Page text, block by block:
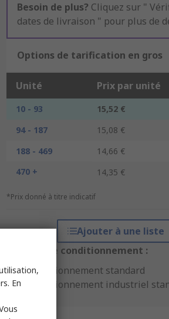
Besoin de plus? Cliquez sur "
dates de livraison " pour plus de
Options de tarification en gros
Unité Prix par unité
10 - 93
15,52 €
94 - 187
15,08 €
188 - 469
14,66 €
470 +
14,35 €
*Prix donné à titre indicatif
Ajouter à une liste
Options de conditionnement :
Conditionnement standard
Conditionnement industriel
En